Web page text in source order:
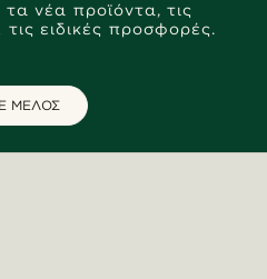
νέα προϊόντα, τις
τις ειδικές προσφορές.
ΜΕΛΟΣ